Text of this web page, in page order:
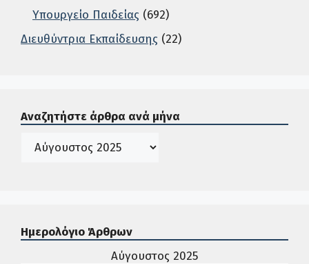
Υπουργείο Παιδείας (692)
Διευθύντρια Εκπαίδευσης (22)
Αναζητήστε άρθρα ανά μήνα
Ιστορικό
Ημερολόγιο Άρθρων
Αύγουστος 2025